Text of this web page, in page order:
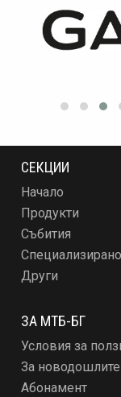
СЕКЦИИ
Начало
Продукти
Събития
Специализирано
Други
ЗА МТБ-БГ
Условия за
За новодошлите
Абонамент